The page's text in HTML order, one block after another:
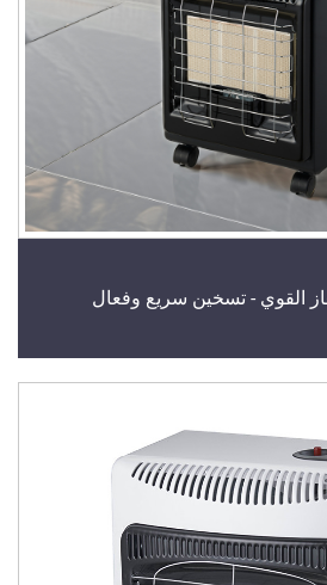
القوي - تسخين سريع وفعال